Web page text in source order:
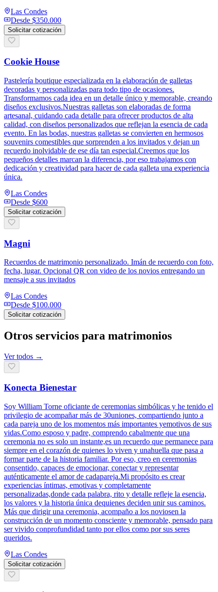
Las Condes
Desde $350.000
Solicitar cotización
Cookie House
Pastelería boutique especializada en la elaboración de galletas
decoradas y personalizadas para todo tipo de ocasiones.
Transformamos cada idea en un detalle único y memorable, creando
diseños exclusivos.Nuestras galletas son elaboradas de forma
artesanal, cuidando cada detalle para ofrecer productos de alta
calidad, con diseños personalizados que reflejan la esencia de cada
evento. En las bodas, nuestras galletas se convierten en hermosos
souvenirs comestibles que sorprenden a los invitados y dejan un
recuerdo inolvidable de ese día tan especial.Creemos que los
pequeños detalles marcan la diferencia, por eso trabajamos con
dedicación y creatividad para hacer de cada galleta una experiencia
única.
Las Condes
Desde $600
Solicitar cotización
Magni
Recuerdos de matrimonio personalizado. Imán de recuerdo con foto,
fecha, lugar. Opcional QR con video de los novios entregando un
mensaje a sus invitados
Las Condes
Desde $100.000
Solicitar cotización
Otros servicios para matrimonios
Ver todos →
Konecta Bienestar
Soy William Torne oficiante de ceremonias simbólicas y he tenido el
privilegio de acompañar más de 30uniones, compartiendo junto a
cada pareja uno de los momentos más importantes yemotivos de sus
vidas.Como esposo y padre, comprendo cabalmente que una
ceremonia no es solo un instante,es un recuerdo que permanece para
siempre en el corazón de quienes lo viven y unahuella que pasa a
formar parte de la historia familiar. Por eso, creo en ceremonias
consentido, capaces de emocionar, conectar y representar
auténticamente el amor de cadapareja.Mi propósito es crear
experiencias íntimas, emotivas y completamente
personalizadas,donde cada palabra, rito y detalle refleje la esencia,
los valores y la historia única dequienes deciden unir sus caminos.
Más que dirigir una ceremonia, acompaño a los noviosen la
construcción de un momento consciente y memorable, pensado para
ser vivido conprofundidad tanto por ellos como por sus seres
queridos.
Las Condes
Solicitar cotización